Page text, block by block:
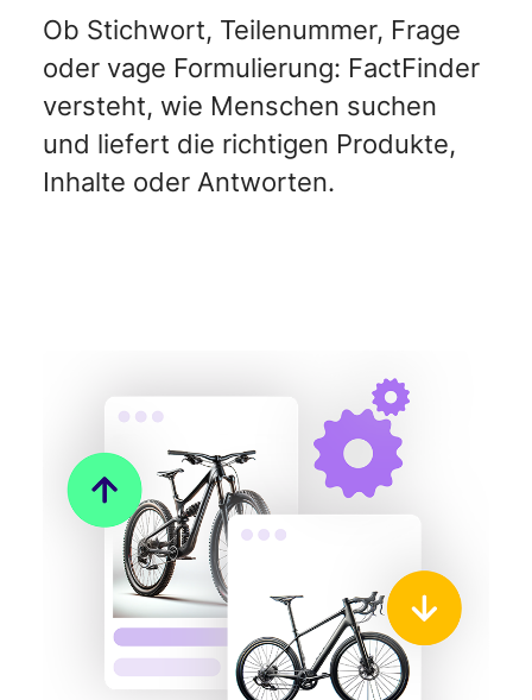
Ob Stichwort, Teilenummer, Frage
oder vage Formulierung: FactFinder
versteht, wie Menschen suchen
und liefert die richtigen Produkte,
Inhalte oder Antworten.